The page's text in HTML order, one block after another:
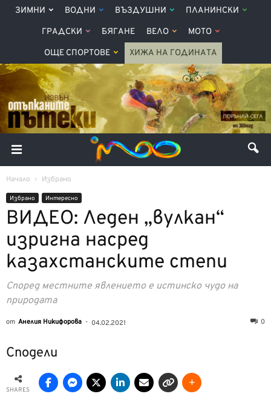
ЗИМНИ ВОДНИ ВЪЗДУШНИ ПЛАНИНСКИ
ГРАДСКИ БЯГАНЕ ВЕЛО МОТО
ОЩЕ СПОРТОВЕ ХИЖА НА ГОДИНАТА
Начало Избрано
Избрано Интерeсно
ВИДЕО: Леден „вулкан“
изригна насред
казахстанските степи
Според местните явлението е истинско чудо на
природата
от Анелия Никифорова - 04.02.2021 0
Сподели
SHARES